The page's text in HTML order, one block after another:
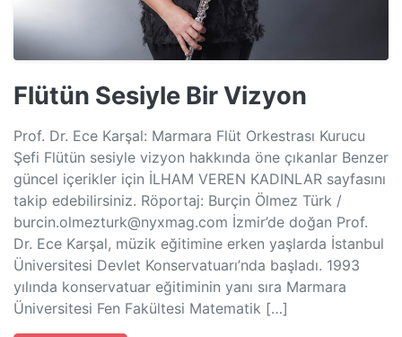
Flütün Sesiyle Bir Vizyon
Prof. Dr. Ece Karşal: Marmara Flüt Orkestrası Kurucu
Şefi Flütün sesiyle vizyon hakkında öne çıkanlar Benzer
güncel içerikler için İLHAM VEREN KADINLAR sayfasını
takip edebilirsiniz. Röportaj: Burçin Ölmez Türk /
burcin.olmezturk@nyxmag.com İzmir’de doğan Prof.
Dr. Ece Karşal, müzik eğitimine erken yaşlarda İstanbul
Üniversitesi Devlet Konservatuarı’nda başladı. 1993
yılında konservatuar eğitiminin yanı sıra Marmara
Üniversitesi Fen Fakültesi Matematik […]